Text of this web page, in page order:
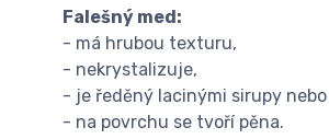
Falešný med:
- má hrubou texturu,
- nekrystalizuje,
- je ředěný lacinými sirupy
- na povrchu se tvoří pěna.